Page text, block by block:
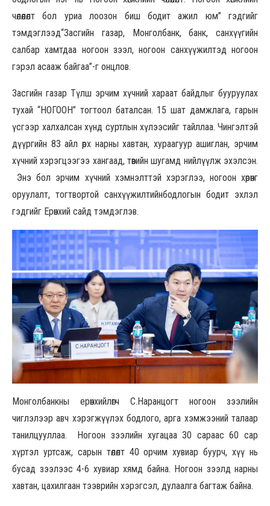
чөлөөлөлт бол уриа лоозон биш бодит ажил юм” гэдгийг
тэмдэглээд“Засгийн газар, Монголбанк, банк, санхүүгийн
салбар хамтдаа ногоон зээл, ногоон санхүүжилтэд ногоон
гэрэл асааж байгаа”-г онцлов.
Засгийн газар Түлш эрчим хүчний хараат байдлыг бууруулах
тухай “НОГООН” тогтоол баталсан. 15 шат дамжлага, гарын
үсгээр халхалсан хүнд суртлын хүлээсийг тайллаа. Чингэлтэй
дүүргийн 83 айл өрх нарны хавтан, хураагуур ашиглан, эрчим
хүчний хэрэгцээгээ хангаад, төвийн шугамд нийлүүлж эхэлсэн.
Энэ бол эрчим хүчний хэмнэлттэй хэрэглээ, ногоон хөрөнгө
оруулалт, тогтвортой санхүүжилтийнбодлогын бодит эхлэл
гэдгийг Ерөнхий сайд тэмдэглэв.
Монголбанкны ерөнхийлөгч С.Наранцогт ногоон зээлийн
чиглэлээр авч хэрэгжүүлэх бодлого, арга хэмжээний талаар
танилцууллаа. Ногоон зээлийн хугацаа 30 сараас 60 сар
хүртэл уртсаж, сарын төлөлт 40 орчим хувиар буурч, хүү нь
бусад зээлээс 4-6 хувиар хямд байна. Ногоон зээлд нарны
хавтан, цахилгаан тээврийн хэрэгсэл, дулаалга багтаж байна.